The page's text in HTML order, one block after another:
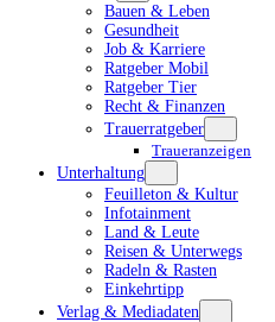
Bauen & Leben
Gesundheit
Job & Karriere
Ratgeber Mobil
Ratgeber Tier
Recht & Finanzen
Trauerratgeber
Traueranzeigen
Unterhaltung
Feuilleton & Kultur
Infotainment
Land & Leute
Reisen & Unterwegs
Radeln & Rasten
Einkehrtipp
Verlag & Mediadaten